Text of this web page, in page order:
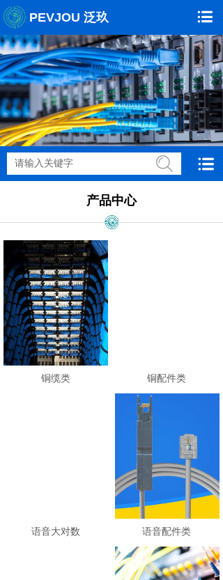
搜索
产品中心
铜配件类
铜缆类
语音大对数 语音配件类
PEVJOU 泛玖